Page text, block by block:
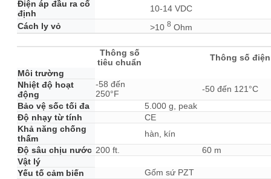
Điện áp đầu ra cố
định
10-14 VDC
Cách ly vỏ
>10 8 Ohm
Thông số
tiêu chuẩn
Thông số điện
Môi trường
Nhiệt độ hoạt
động
-58 đến
250°F
-50 đến 121°C
Bảo vệ sốc tối đa
5.000 g, peak
Độ nhạy từ tính
CE
Khả năng chống
thấm
hàn, kín
Độ sâu chịu nước 200 ft.
60 m
Vật lý
Yếu tố cảm biến
Gốm sứ PZT